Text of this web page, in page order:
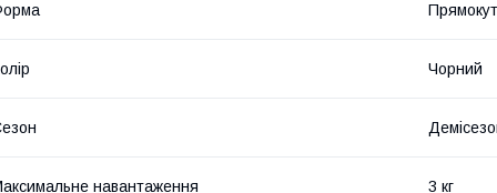
Чорний
навантаження 3 кг